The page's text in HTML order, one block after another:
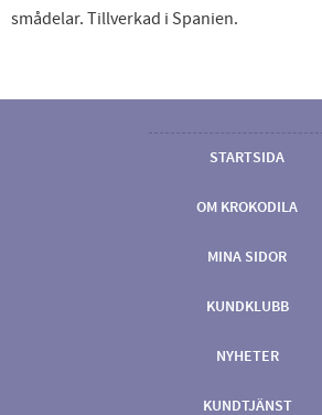
smådelar. Tillverkad i Spanien.
STARTSIDA
OM KROKODILA
MINA SIDOR
KUNDKLUBB
NYHETER
KUNDTJÄNST